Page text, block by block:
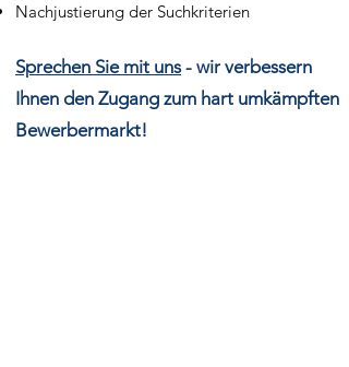
Nachjustierung der Suchkriterien
Sprechen Sie mit uns- wir verbessern
Ihnen den Zugang zum hart umkämpften
Bewerbermarkt!